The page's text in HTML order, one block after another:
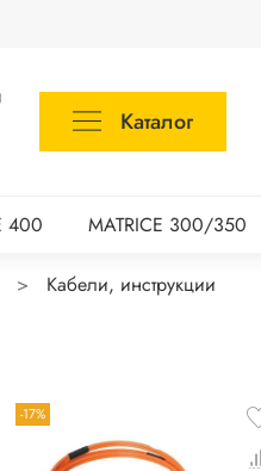
Каталог
400 MATRICE 300/350
Кабели, инструкции
-17%